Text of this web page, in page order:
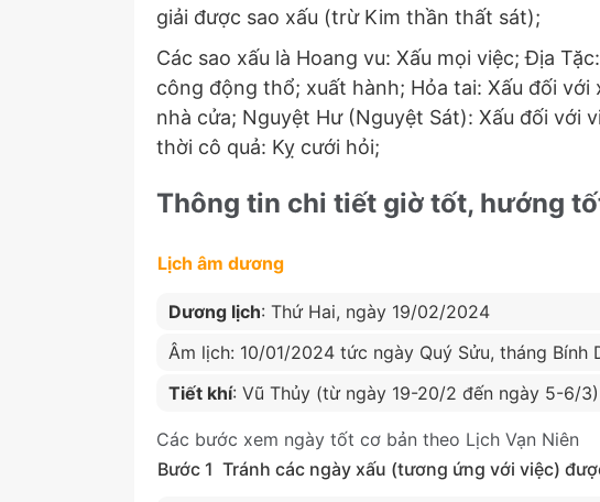
giải được sao xấu (trừ Kim thần thất sát);
Các sao xấu là Hoang vu: Xấu mọi việc; Địa
công động thổ; xuất hành; Hỏa tai: Xấu đối với
nhà cửa; Nguyệt Hư (Nguyệt Sát): Xấu đối với
thời cô quả: Kỵ cưới hỏi;
Thông tin chi tiết giờ tốt, hướng
Lịch âm dương
Dương lịch: Thứ Hai, ngày 19/02/2024
Âm lịch: 10/01/2024 tức ngày Quý Sửu, tháng Bính
Tiết khí: Vũ Thủy (từ ngày 19-20/2 đến ngày 5-6/3)
Các bước xem ngày tốt cơ bản theo Lịch Vạn Niên
Bước 1 Tránh các ngày xấu (tương ứng với việc)